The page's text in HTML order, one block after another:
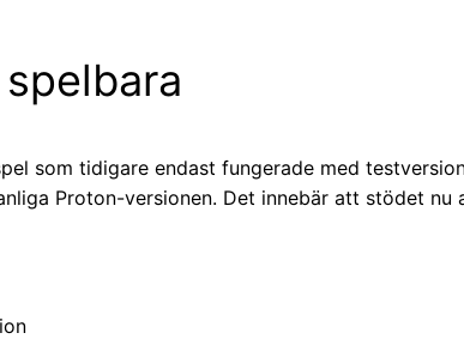
som tidigare endast fungerade med
Proton-versionen. Det innebär att stödet nu